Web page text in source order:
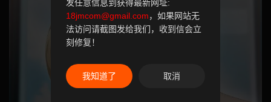
发任意信息到获得最新网址:
18jmcom@gmail.com，如果网站无
法访问请截图发给我们，收到信会立
刻修复！
我知道了 取消